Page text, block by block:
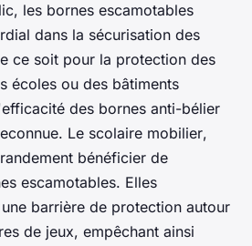
les bornes escamotables
dans la sécurisation des
ce soit pour la protection des
écoles ou des bâtiments
des bornes anti-bélier
Le scolaire mobilier,
bénéficier de
escamotables. Elles
barrière de protection autour
de jeux, empêchant ainsi